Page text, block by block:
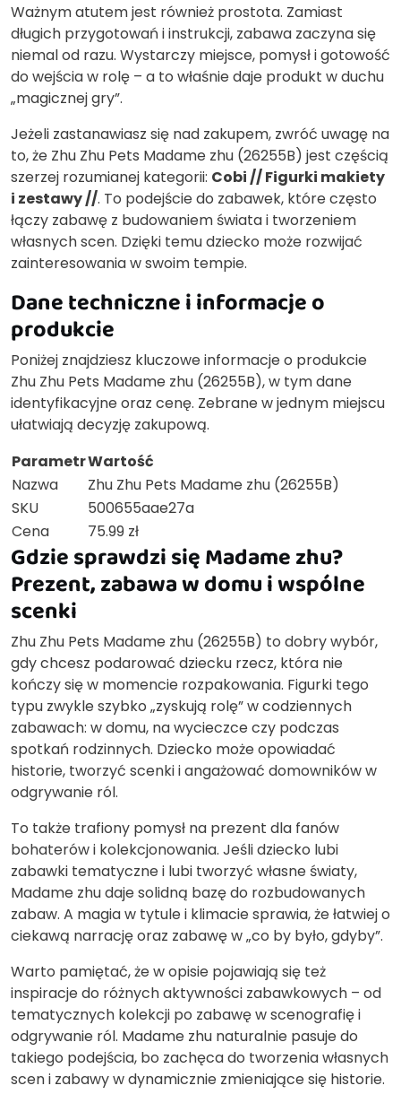
Ważnym atutem jest również prostota. Zamiast
długich przygotowań i instrukcji, zabawa zaczyna się
niemal od razu. Wystarczy miejsce, pomysł i gotowość
do wejścia w rolę – a to właśnie daje produkt w duchu
„magicznej gry”.
Jeżeli zastanawiasz się nad zakupem, zwróć uwagę na
to, że Zhu Zhu Pets Madame zhu (26255B) jest częścią
szerzej rozumianej kategorii: Cobi // Figurki makiety
i zestawy //. To podejście do zabawek, które często
łączy zabawę z budowaniem świata i tworzeniem
własnych scen. Dzięki temu dziecko może rozwijać
zainteresowania w swoim tempie.
Dane techniczne i informacje o
produkcie
Poniżej znajdziesz kluczowe informacje o produkcie
Zhu Zhu Pets Madame zhu (26255B), w tym dane
identyfikacyjne oraz cenę. Zebrane w jednym miejscu
ułatwiają decyzję zakupową.
ParametrWartość
Nazwa
Zhu Zhu Pets Madame zhu (26255B)
SKU
500655aae27a
Cena
75.99 zł
Gdzie sprawdzi się Madame zhu?
Prezent, zabawa w domu i wspólne
scenki
Zhu Zhu Pets Madame zhu (26255B) to dobry wybór,
gdy chcesz podarować dziecku rzecz, która nie
kończy się w momencie rozpakowania. Figurki tego
typu zwykle szybko „zyskują rolę” w codziennych
zabawach: w domu, na wycieczce czy podczas
spotkań rodzinnych. Dziecko może opowiadać
historie, tworzyć scenki i angażować domowników w
odgrywanie ról.
To także trafiony pomysł na prezent dla fanów
bohaterów i kolekcjonowania. Jeśli dziecko lubi
zabawki tematyczne i lubi tworzyć własne światy,
Madame zhu daje solidną bazę do rozbudowanych
zabaw. A magia w tytule i klimacie sprawia, że łatwiej o
ciekawą narrację oraz zabawę w „co by było, gdyby”.
Warto pamiętać, że w opisie pojawiają się też
inspiracje do różnych aktywności zabawkowych – od
tematycznych kolekcji po zabawę w scenografię i
odgrywanie ról. Madame zhu naturalnie pasuje do
takiego podejścia, bo zachęca do tworzenia własnych
scen i zabawy w dynamicznie zmieniające się historie.